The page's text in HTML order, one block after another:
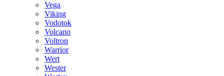
Vega
Viking
Vodotok
Volcano
Voltron
Warrior
Wert
Wester